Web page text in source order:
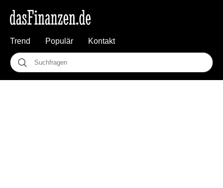
Trend Populär Kontakt